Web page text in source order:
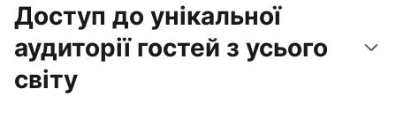
Доступ до унікальної
аудиторії гостей з усього
світу